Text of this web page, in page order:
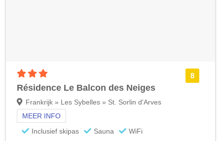
8
Résidence Le Balcon des Neiges
Frankrijk » Les Sybelles » St. Sorlin d'Arves
MEER INFO
Inclusief skipas
Sauna
WiFi